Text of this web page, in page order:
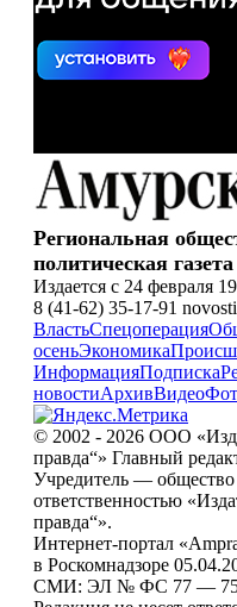
Региональная
политическая газета
Издается с 24 февраля
8 (41-62) 35-17-91
ВластьСпецоперация
осеньЭкономика
ИнформацияПодписка
новостиАрхивВидео
© 2002 - 2026 ООО
правда“» Главный
Учредитель — общество
ответственностью
правда“».
Интернет-портал
в Роскомнадзоре
СМИ: ЭЛ № ФС 77 —